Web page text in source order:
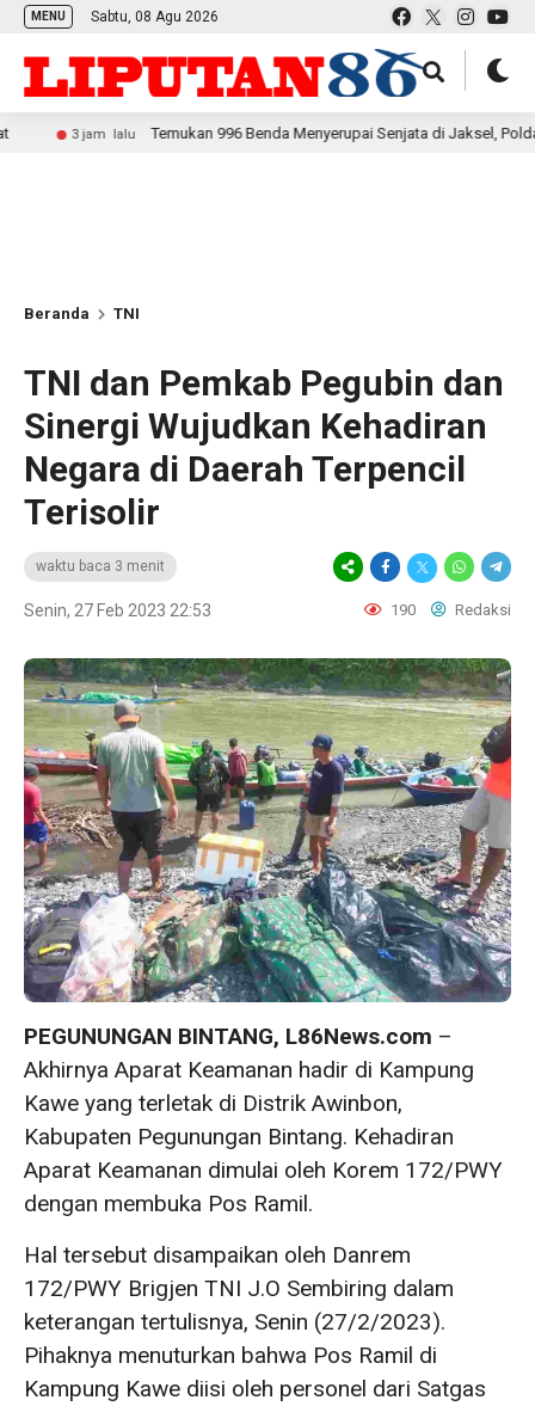
MENU Sabtu, 08 Agu 2026
lalu Temukan 996 Benda Menyerupai Senjata di Jaksel, Polda Metro
Beranda TNI
TNI dan Pemkab Pegubin dan
Sinergi Wujudkan Kehadiran
Negara di Daerah Terpencil
Terisolir
waktu baca 3 menit
Senin, 27 Feb 2023 22:53 190 Redaksi
PEGUNUNGAN BINTANG, L86News.com –
Akhirnya Aparat Keamanan hadir di Kampung
Kawe yang terletak di Distrik Awinbon,
Kabupaten Pegunungan Bintang. Kehadiran
Aparat Keamanan dimulai oleh Korem 172/PWY
dengan membuka Pos Ramil.
Hal tersebut disampaikan oleh Danrem
172/PWY Brigjen TNI J.O Sembiring dalam
keterangan tertulisnya, Senin (27/2/2023).
Pihaknya menuturkan bahwa Pos Ramil di
Kampung Kawe diisi oleh personel dari Satgas